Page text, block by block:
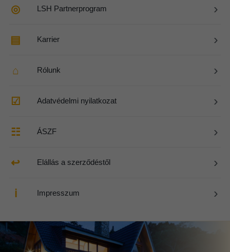
◎ LSH Partnerprogram ›
▤ Karrier ›
⌂ Rólunk ›
☑ Adatvédelmi nyilatkozat ›
☷ ÁSZF ›
↩ Elállás a szerződéstől ›
ℹ Impresszum ›